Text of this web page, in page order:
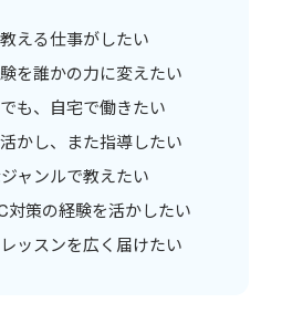
える仕事がしたい
を誰かの力に変えたい
も、自宅で働きたい
かし、また指導したい
ャンルで教えたい
対策の経験を活かしたい
ッスンを広く届けたい